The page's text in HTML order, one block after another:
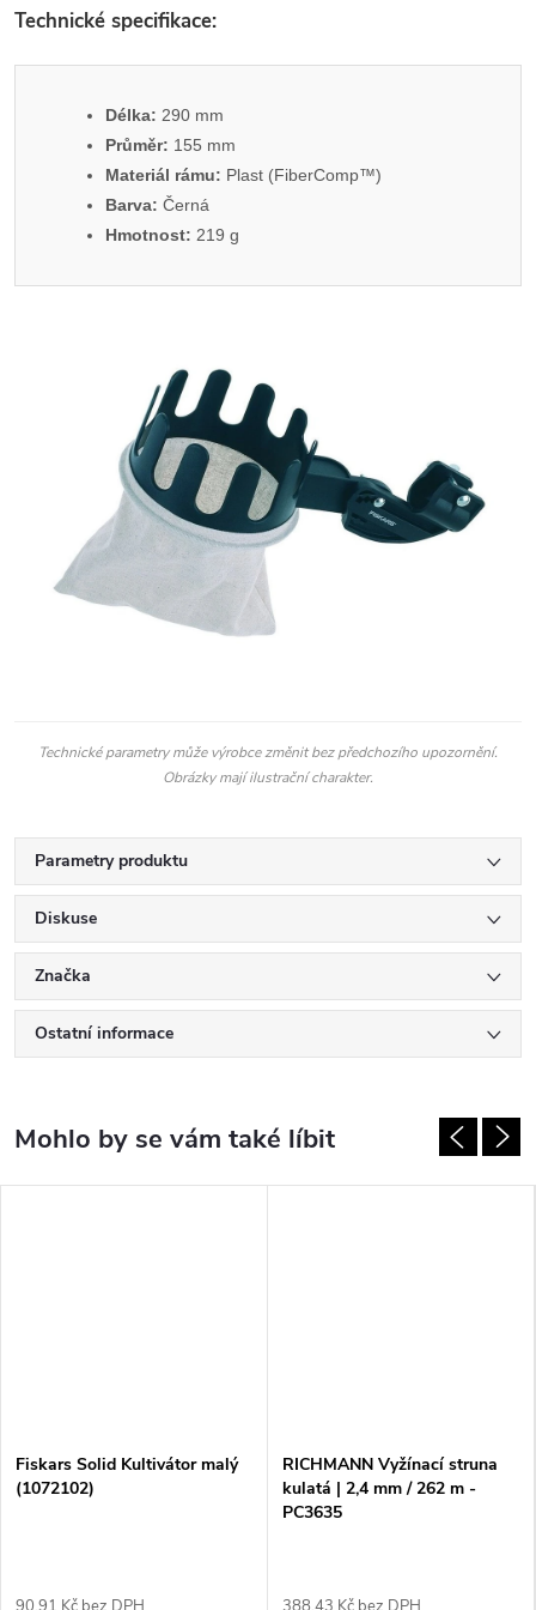
Technické specifikace:
Délka: 290 mm
Průměr: 155 mm
Materiál rámu: Plast (FiberComp™)
Barva: Černá
Hmotnost: 219 g
Technické parametry může výrobce změnit bez předchozího upozornění.
Obrázky mají ilustrační charakter.
Parametry produktu
Diskuse
Značka
Ostatní informace
Fiskars Solid Kultivátor malý
(1072102)
RICHMANN Vyžínací struna
kulatá | 2,4 mm / 262 m -
PC3635